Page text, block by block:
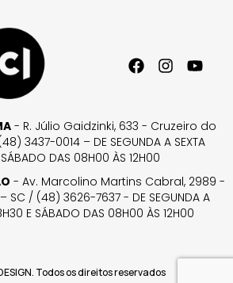
- R. Júlio Gaidzinki, 633 - Cruzeiro do
3437-0014 – DE SEGUNDA A SEXTA
DAS 08H00 ÀS 12H00
- Av. Marcolino Martins Cabral, 2989 -
/ (48) 3626-7637 - DE SEGUNDA A
E SÁBADO DAS 08H00 ÀS 12H00
Todos os direitos reservados